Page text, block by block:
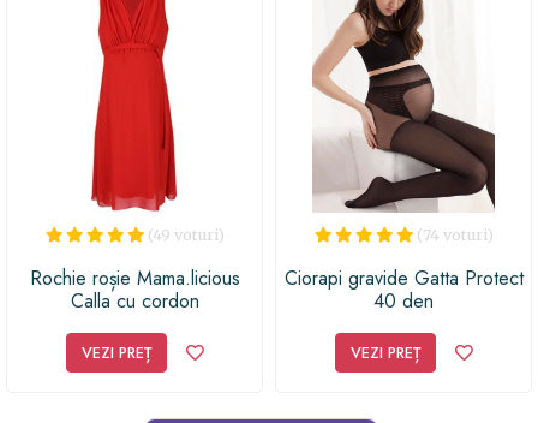
(49 voturi)
Rochie roșie Mama.licious
Calla cu cordon
VEZI PREȚ
(74 voturi)
Ciorapi gravide Gatta Protect
40 den
VEZI PREȚ